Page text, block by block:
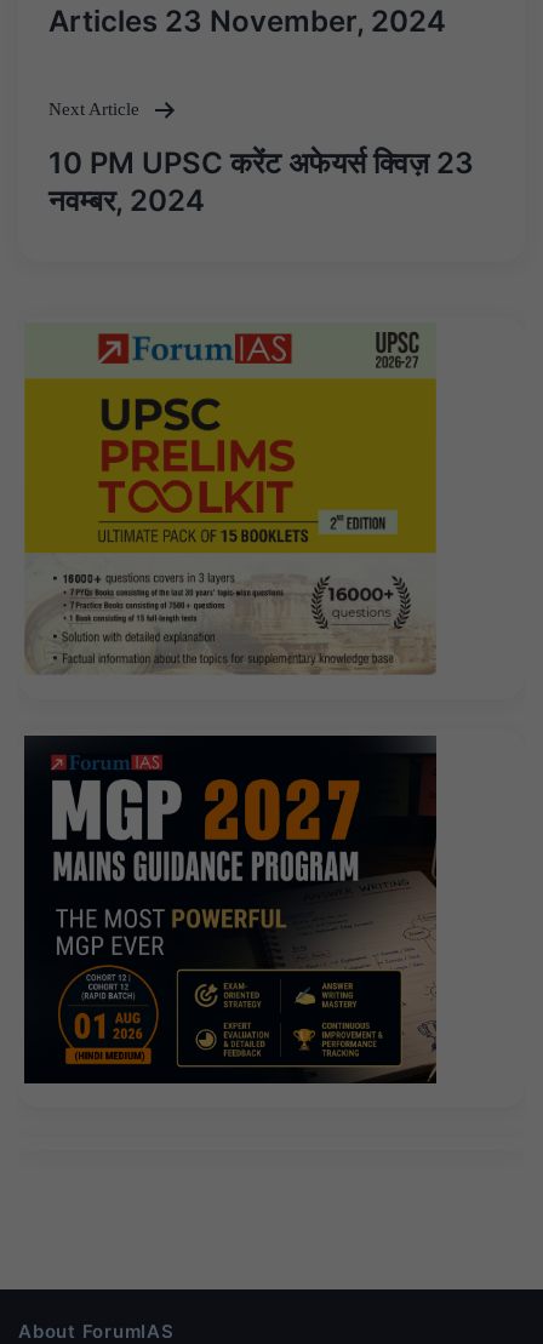
navigation
Articles 23 November, 2024
Next Article
10 PM UPSC करेंट अफेयर्स क्विज़ 23
नवम्बर, 2024
About ForumIAS